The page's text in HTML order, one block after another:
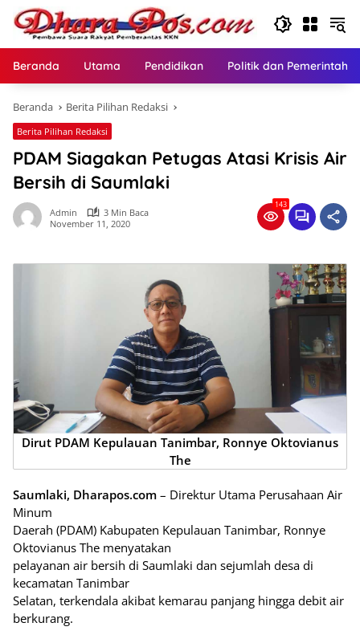
Langsung
konten
Beranda Utama Pendidikan Politik dan
Beranda Berita Pilihan Redaksi
Berita Pilihan Redaksi
PDAM Siagakan Petugas Atasi Krisis Air
Bersih di Saumlaki
Admin
3 Min Baca
November 11, 2020
143
Dirut PDAM Kepulauan Tanimbar, Ronnye Oktovianus
The
Saumlaki, Dharapos.com – Direktur Utama Perusahaan Air
Minum
Daerah (PDAM) Kabupaten Kepulauan Tanimbar, Ronnye
Oktovianus The menyatakan
pelayanan air bersih di Saumlaki dan sejumlah desa di
kecamatan Tanimbar
Selatan, terkendala akibat kemarau panjang hingga debit air
berkurang.